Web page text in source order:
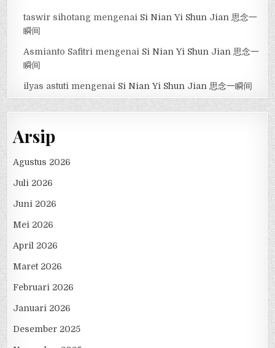
taswir sihotang mengenai Si Nian Yi Shun Jian 思念一
瞬间
Asmianto Safitri mengenai Si Nian Yi Shun Jian 思念一
瞬间
ilyas astuti mengenai Si Nian Yi Shun Jian 思念一瞬间
Arsip
Agustus 2026
Juli 2026
Juni 2026
Mei 2026
April 2026
Maret 2026
Februari 2026
Januari 2026
Desember 2025